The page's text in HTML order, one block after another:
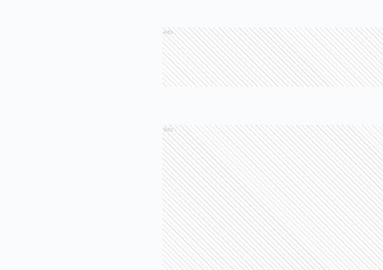
Ads
Ads